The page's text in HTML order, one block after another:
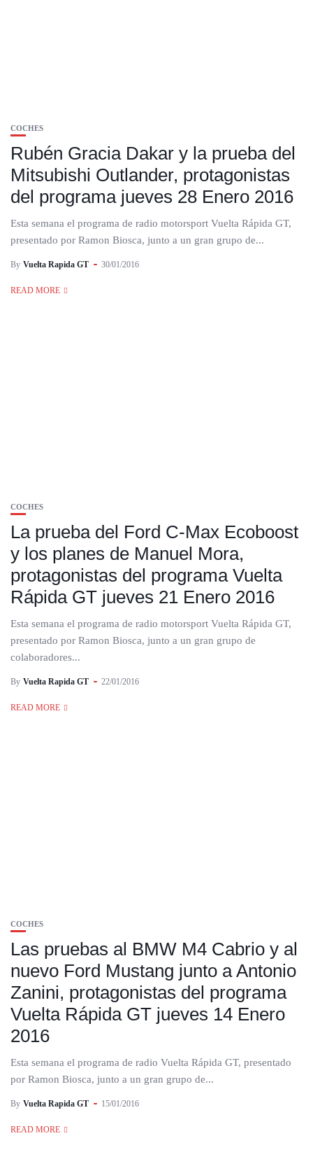
COCHES
Rubén Gracia Dakar y la prueba del
Mitsubishi Outlander, protagonistas
del programa jueves 28 Enero 2016
Esta semana el programa de radio motorsport Vuelta Rápida GT,
presentado por Ramon Biosca, junto a un gran grupo de...
By Vuelta Rapida GT 30/01/2016
READ MORE
COCHES
La prueba del Ford C-Max Ecoboost
y los planes de Manuel Mora,
protagonistas del programa Vuelta
Rápida GT jueves 21 Enero 2016
Esta semana el programa de radio motorsport Vuelta Rápida GT,
presentado por Ramon Biosca, junto a un gran grupo de
colaboradores...
By Vuelta Rapida GT 22/01/2016
READ MORE
COCHES
Las pruebas al BMW M4 Cabrio y al
nuevo Ford Mustang junto a Antonio
Zanini, protagonistas del programa
Vuelta Rápida GT jueves 14 Enero
2016
Esta semana el programa de radio Vuelta Rápida GT, presentado
por Ramon Biosca, junto a un gran grupo de...
By Vuelta Rapida GT 15/01/2016
READ MORE